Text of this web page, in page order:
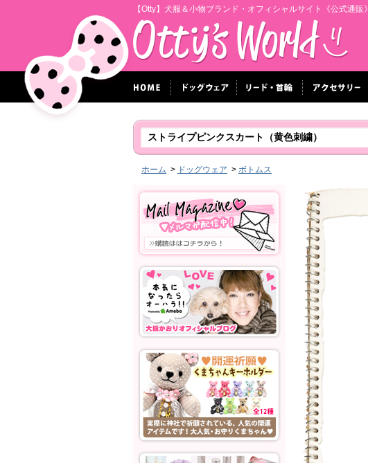
【Otty】犬服＆小物ブランド・オフィシャルサイト《公式通販》
ストライプピンクスカート（黄色刺繍）
ホーム > ドッグウェア > ボトムス